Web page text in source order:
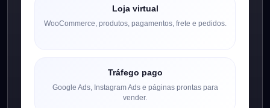
Loja virtual
WooCommerce, produtos, pagamentos, frete e pedidos.
Tráfego pago
Google Ads, Instagram Ads e páginas prontas para
vender.